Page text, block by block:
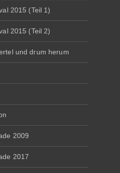
2015 (Teil 1)
2015 (Teil 2)
und drum herum
2009
2017